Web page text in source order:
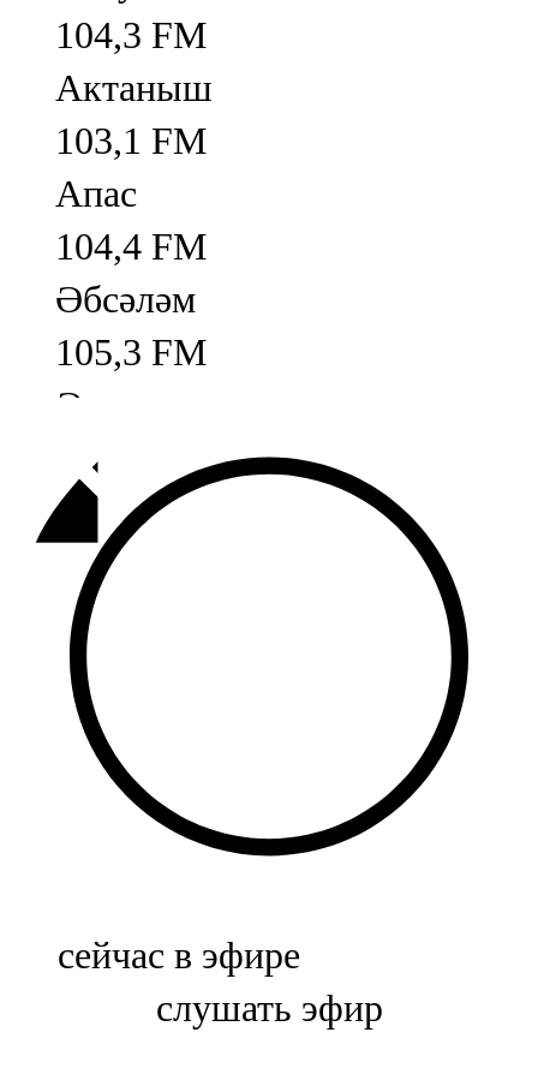
104,3 FM
Актаныш
103,1 FM
Апас
104,4 FM
Әбсәләм
105,3 FM
Әлмәт
92,9 FM
Базарлы матак
107,1 FM
Балык бистәсе
104,9 FM
Баулы
107,5 FM
Биләр
Болгар
сейчас в эфире
слушать эфир